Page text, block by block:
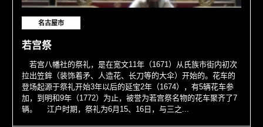
名古屋市
若宫祭
若宫八幡社的祭礼，是在宽文11年（1671）从氏族市街内初次
拉出笠鉾（装饰着矛、人造花、长刀等的大伞）开始的。花车的
登场起源于祭礼开始3年以后的延宝2年（1674），有5辆花车参
加，到明和9年（1772）为止，被誉为若宫祭名物的花车聚齐了7
辆。 江户时期，祭礼为6月15、16日，与三之...